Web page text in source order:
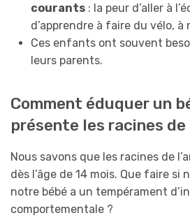
courants: la peur d’aller à
d’apprendre à faire du vélo, à
Ces enfants ont souvent
leurs parents.
Comment éduquer un
présente les racines de
Nous savons que les racines de
dès l’âge de 14 mois. Que faire si
notre bébé a un tempérament
comportementale ?